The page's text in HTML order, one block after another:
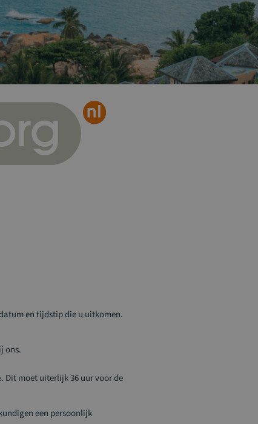
en tijdstip die u uitkomen.
ons.
Dit moet uiterlijk 36 uur voor de
een persoonlijk